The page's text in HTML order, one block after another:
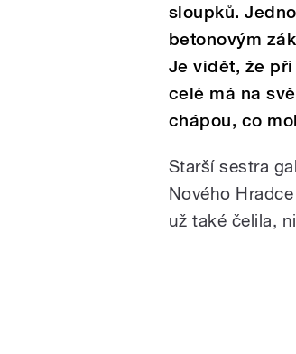
sloupků.
betonovým
Je vidět, že
celé má na
chápou, co
Starší sestra
Nového
už také čelila,